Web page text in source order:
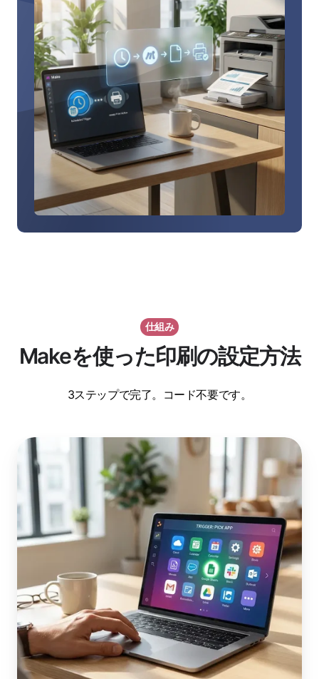
に
相
談
す
仕組み
Makeを使った印刷の設定方法
3ステップで完了。コード不要です。